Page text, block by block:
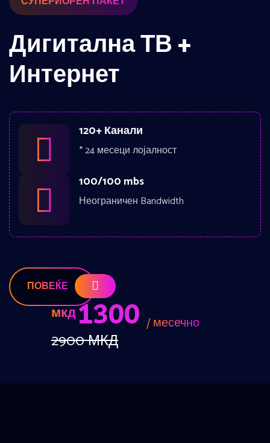
Дигитална ТВ +
Интернет
120+ Канали
* 24 месеци лојалност
100/100 mbs
Неограничен Bandwidth
ПОВЕЌЕ
мкд1300 / месечно
2900 МКД